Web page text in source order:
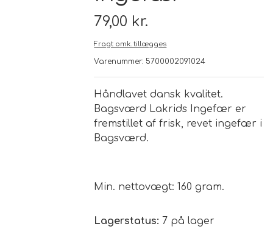
Brand
Te
Løsvægt teer
Sort Te
Grøn Hvid Te
Chaplon Te
Matcha te og tilbehør
Nyheder
Åbningstider
79,00 kr.
Fragt omk. tillægges
Varenummer: 5700002091024
Håndlavet dansk kvalitet.
Bagsværd Lakrids Ingefær er
fremstillet af frisk, revet ingefær i
Bagsværd.
Min. nettovægt: 160 gram.
Lagerstatus: 7 på lager